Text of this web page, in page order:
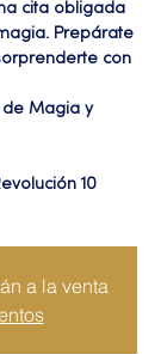
cita obligada
Prepárate
con
de Magia y
10
a la venta